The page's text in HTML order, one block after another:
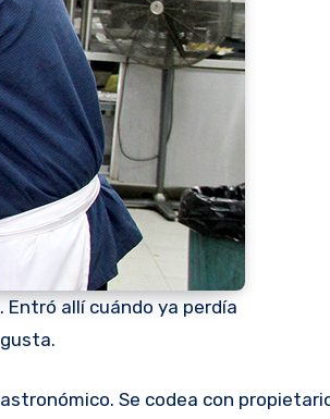
allí cuándo ya perdía